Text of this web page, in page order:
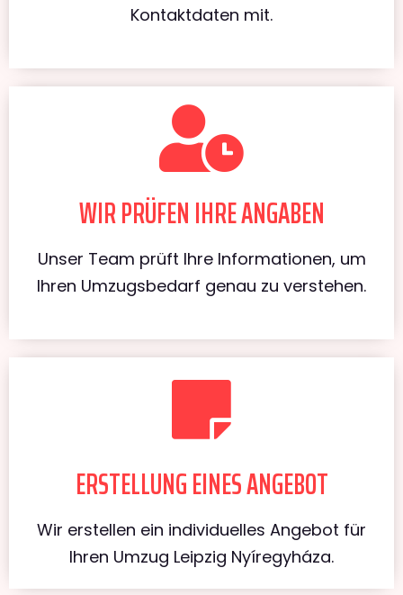
Kontaktdaten mit.
WIR PRÜFEN IHRE ANGABEN
Unser Team prüft Ihre Informationen, um
Ihren Umzugsbedarf genau zu verstehen.
ERSTELLUNG EINES ANGEBOT
Wir erstellen ein individuelles Angebot für
Ihren Umzug Leipzig Nyíregyháza.